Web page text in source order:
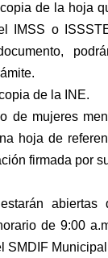
de la hoja
IMSS o
de la INE.
de mujeres
hoja de
firmada por
estarán
de 9:00
SMDIF